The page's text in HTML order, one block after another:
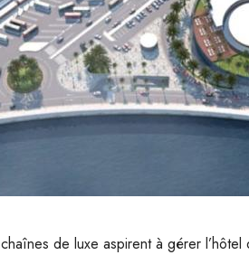
de luxe aspirent à gérer